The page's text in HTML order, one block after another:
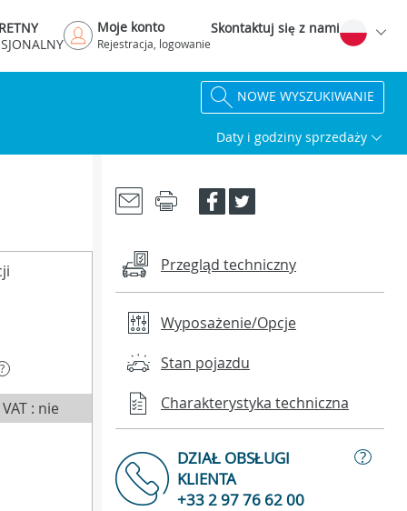
Moje konto
Rejestracja, logowanie
Skontaktuj się z nami
NOWE WYSZUKIWANIE
Daty i godziny sprzedaży
?
VAT : nie
Przegląd techniczny
Wyposażenie/Opcje
Stan pojazdu
Charakterystyka techniczna
DZIAŁ OBSŁUGI
KLIENTA
?
+33 2 97 76 62 00